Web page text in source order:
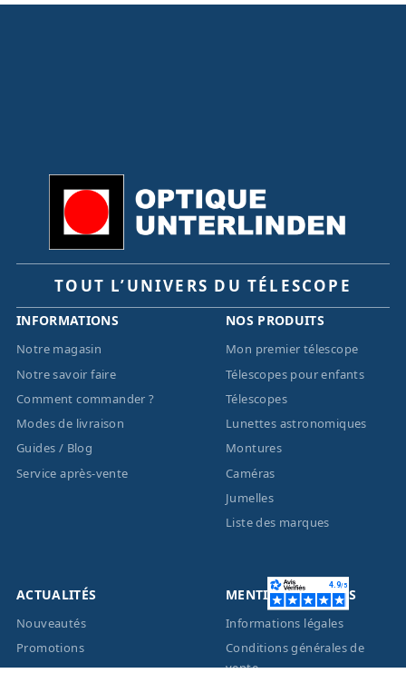
TOUT L’UNIVERS DU TÉLESCOPE
INFORMATIONS
Notre magasin
Notre savoir faire
Comment commander ?
Modes de livraison
Guides / Blog
Service après-vente
NOS PRODUITS
Mon premier télescope
Télescopes pour enfants
Télescopes
Lunettes astronomiques
Montures
Caméras
Jumelles
Liste des marques
ACTUALITÉS
Nouveautés
Promotions
Facebook
MENTIONS LÉGALES
Informations légales
Conditions générales de
vente